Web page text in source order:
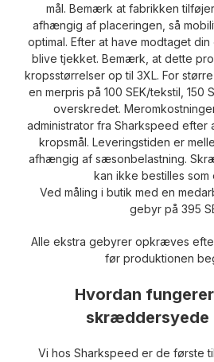
mål. Bemærk at fabrikken
afhængig af placeringen, så
optimal. Efter at have modtaget
blive tjekket. Bemærk, at dette
kropsstørrelser op til 3XL. For
en merpris på 100 SEK/tekstil, 150
overskredet.
administrator fra Sharkspeed efter
kropsmål. Leveringstiden er
afhængig af sæsonbelastning.
kan ikke bestilles som
Ved måling i butik med en
gebyr på 395
Alle ekstra gebyrer opkræves
før produktionen
Hvordan
skræddersyede
Vi hos Sharkspeed er de første